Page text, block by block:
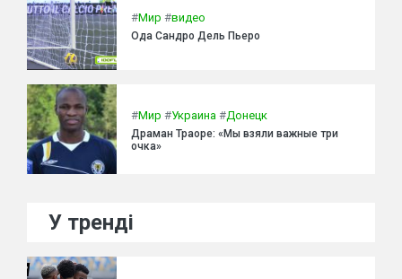
#Мир #видео
Ода Сандро Дель Пьеро
#Мир #Украина #Донецк
Драман Траоре: «Мы взяли важные три
очка»
У тренді